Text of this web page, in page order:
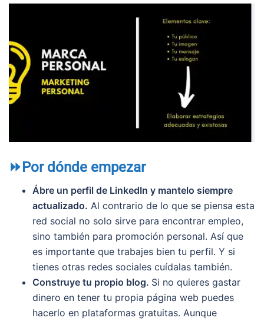
⏩Por dónde empezar
Ábre un perfil de LinkedIn y mantelo siempre
actualizado. Al contrario de lo que se piensa esta
red social no solo sirve para encontrar empleo,
sino también para promoción personal. Así que
es importante que trabajes bien tu perfil. Y si
tienes otras redes sociales cuídalas también.
Construye tu propio blog. Si no quieres gastar
dinero en tener tu propia página web puedes
hacerlo en plataformas gratuitas. Aunque